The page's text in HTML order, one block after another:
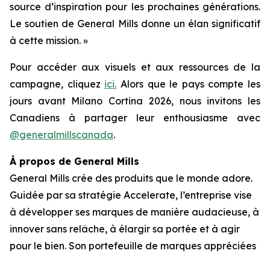
source d’inspiration pour les prochaines générations.
Le soutien de General Mills donne un élan significatif
à cette mission. »
Pour accéder aux visuels et aux ressources de la
campagne, cliquez ici. Alors que le pays compte les
jours avant Milano Cortina 2026, nous invitons les
Canadiens à partager leur enthousiasme avec
@generalmillscanada.
À propos de General Mills
General Mills crée des produits que le monde adore.
Guidée par sa stratégie Accelerate, l’entreprise vise
à développer ses marques de manière audacieuse, à
innover sans relâche, à élargir sa portée et à agir
pour le bien. Son portefeuille de marques appréciées